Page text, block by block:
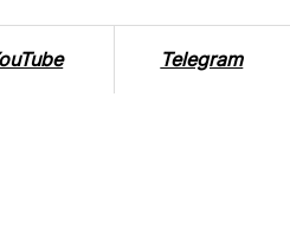
Telegram